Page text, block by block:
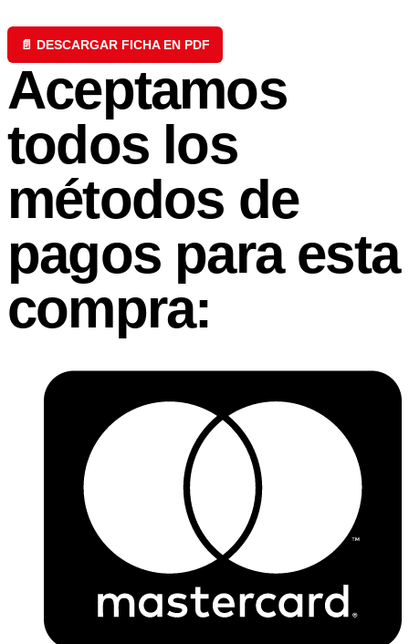
📄 DESCARGAR FICHA EN PDF
Aceptamos
todos los
métodos de
pagos para esta
compra: